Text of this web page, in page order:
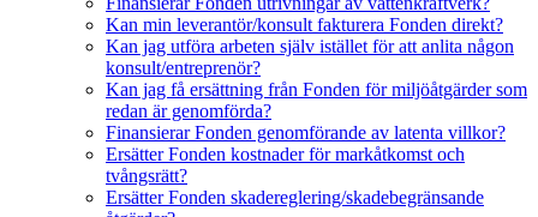
Kan min leverantör/konsult fakturera Fonden direkt?
Kan jag utföra arbeten själv istället för att anlita någon
konsult/entreprenör?
Kan jag få ersättning från Fonden för miljöåtgärder som
redan är genomförda?
Finansierar Fonden genomförande av latenta villkor?
Ersätter Fonden kostnader för markåtkomst och
tvångsrätt?
Ersätter Fonden skadereglering/skadebegränsande